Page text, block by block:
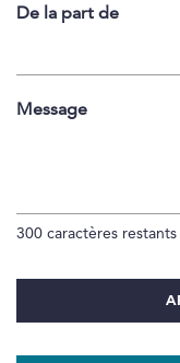
De la part de
Message
300 caractères restants